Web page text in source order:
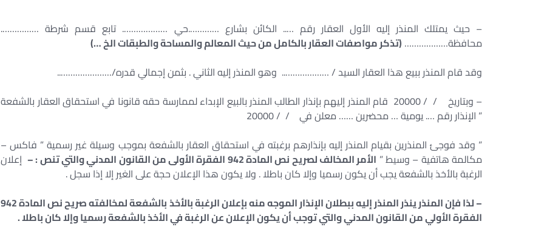
– حيث يمتلك المنذر إليه الأول العقار رقم ….. الكائن بشارع ………….حي ………………. تابع قسم شرطة …………….
محافظة……………… (تذكر مواصفات العقار بالكامل من حيث المعالم والمساحة والطبقات الخ…)
وقد قام المنذر ببيع هذا العقار السيد / ……………….. وهو المنذر إليه الثاني . بثمن إجمالي قدره/…………………..
– وبتاريخ / / 20000 قام المنذر إليهم بإنذار الطالب المنذر بالبيع الإبداء لممارسة حقه قانونا في استحقاق العقار بالشفعة
” الإنذار رقم …. يومية … محضرين …… معلن في / / 20000
” وقد فوجئ المنذرين بقيام المنذر إليه بإنذارهم برغبته في استحقاق العقار بالشفعة بموجب وسيلة غير رسمية ” فاكس –
مكالمة هاتفية – وسيط ” الأمر المخالف لصريح نص المادة 942 الفقرة الأولى من القانون المدني والتي تنص : –
إعلان
الرغبة بالأخذ بالشفعة يجب أن يكون رسميا وإلا كان باطلا . ولا يكون هذا الإعلان حجة على الغير إلا إذا سجل .
– لذا فإن المنذر ينذر المنذر إليه ببطلان الإنذار الموجه منه بإعلان الرغبة بالأخذ بالشفعة لمخالفته صريح نص المادة942
الفقرة الأولي من القانون المدني والتي توجب أن يكون الإعلان عن الرغبة في الأخذ بالشفعة رسميا وإلا كان باطلا.